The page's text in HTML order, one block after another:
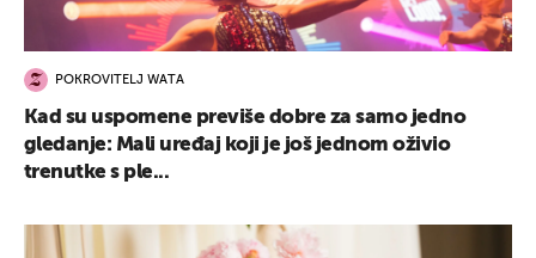
POKROVITELJ WATA
Kad su uspomene previše dobre za samo jedno
gledanje: Mali uređaj koji je još jednom oživio
trenutke s ple...